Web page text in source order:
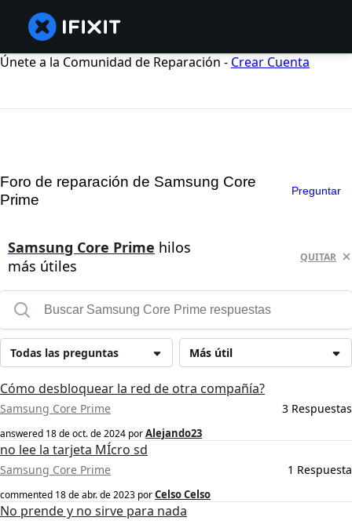
Únete a la Comunidad de Reparación - Crear Cuenta
Foro de reparación de Samsung Core
Prime
Preguntar
Samsung Core Prime hilos
más útiles
QUITAR
Más útil
Todas las preguntas
Cómo desbloquear la red de otra compañía?
Samsung Core Prime 3 Respuestas
answered 18 de oct. de 2024 porAlejando23
no lee la tarjeta MÍcro sd
Samsung Core Prime 1 Respuesta
commented 18 de abr. de 2023 porCelso Celso
No prende y no sirve para nada